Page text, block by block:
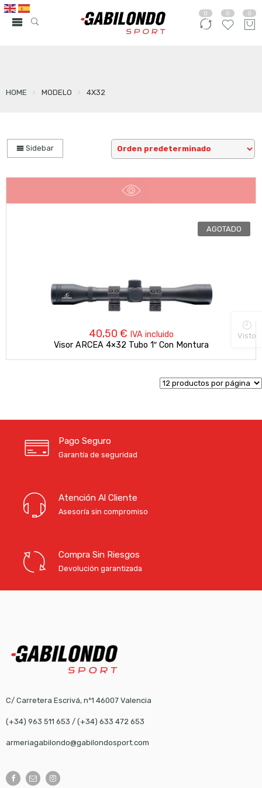
0 0 0
HOME MODELO 4X32
Sidebar
AGOTADO
40,50 € IVA incluido
Visor ARCEA 4×32 Tubo 1″ Con Montura
Pago Seguro
Garantía de seguridad
Atención Al Cliente
Asesoría sin compromiso
Compra Sin Riesgos
Devolución garantizada
C/ Carretera Escrivá, nº1 46007 Valencia
(+34) 963 511 653 / (+34) 633 472 653
armeriagabilondo@gabilondosport.com
Visto